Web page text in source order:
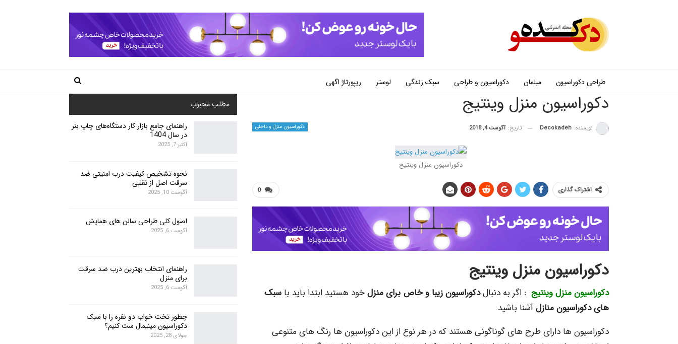
طراحی دکوراسیون مبلمان دکوراسیون و طراحی سبک زندگی لوستر ریپورتاژ اگهی
دکوراسیون منزل وینتیج
دکوراسیون منزل و داخلی نویسنده: Decokadeh تاریخ: آگوست 4, 2018
دکوراسیون منزل وینتیج
0 اشتراک گذاری
دکوراسیون منزل وینتیج
دکوراسیون منزل وینتیج : اگر به دنبالدکوراسیون زیبا و خاص برای منزلخود هستید ابتدا باید با سبک
های دکوراسیون منازلآشنا باشید.
دکوراسیون ها دارای طرح های گوناگونی هستند که در هر نوع از این دکوراسیون ها رنگ های متنوعی
مطلب محبوب
راهنمای جامع بازار کار دستگاه‌های چاپ بنر
در سال 1404
اکتبر 7, 2025
نحوه تشخیص کیفیت درب امنیتی ضد
سرقت اصل از تقلبی
آگوست 10, 2025
اصول کلی طراحی سالن های همایش
آگوست 6, 2025
راهنمای انتخاب بهترین درب ضد سرقت
برای منزل
آگوست 6, 2025
چطور تخت خواب دو نفره را با سبک
دکوراسیون مینیمال ست کنیم؟
جولای 28, 2025